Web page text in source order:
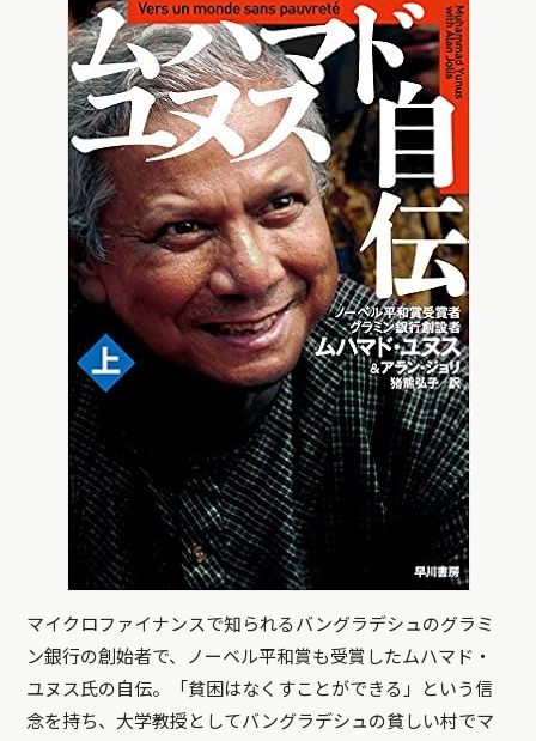
マイクロファイナンスで知られるバングラデシュのグラミ
ン銀行の創始者で、ノーベル平和賞も受賞したムハマド・
ユヌス氏の自伝。「貧困はなくすことができる」という信
念を持ち、大学教授としてバングラデシュの貧しい村でマ